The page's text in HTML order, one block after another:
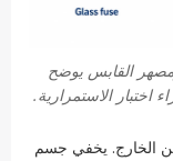
القابس يوضح
الاستمرارية.
الخارج. يخفي جسم